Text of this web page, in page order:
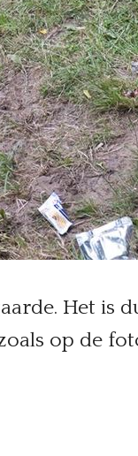
Het is
op de